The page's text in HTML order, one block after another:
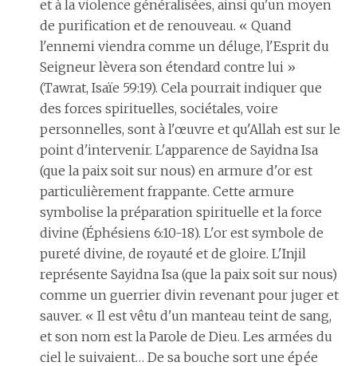
et à la violence généralisées, ainsi qu'un moyen
de purification et de renouveau. « Quand
l'ennemi viendra comme un déluge, l'Esprit du
Seigneur lèvera son étendard contre lui »
(Tawrat, Isaïe 59:19). Cela pourrait indiquer que
des forces spirituelles, sociétales, voire
personnelles, sont à l'œuvre et qu'Allah est sur le
point d'intervenir. L'apparence de Sayidna Isa
(que la paix soit sur nous) en armure d'or est
particulièrement frappante. Cette armure
symbolise la préparation spirituelle et la force
divine (Éphésiens 6:10-18). L'or est symbole de
pureté divine, de royauté et de gloire. L'Injil
représente Sayidna Isa (que la paix soit sur nous)
comme un guerrier divin revenant pour juger et
sauver. « Il est vêtu d'un manteau teint de sang,
et son nom est la Parole de Dieu. Les armées du
ciel le suivaient… De sa bouche sort une épée